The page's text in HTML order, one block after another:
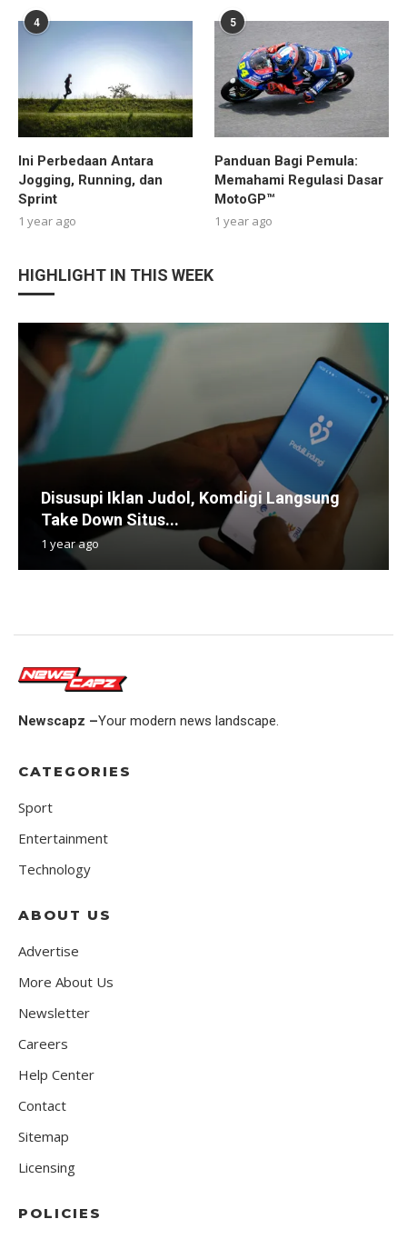
4
Ini Perbedaan Antara
Jogging, Running, dan
Sprint
1 year ago
5
Panduan Bagi Pemula:
Memahami Regulasi Dasar
MotoGP™
1 year ago
HIGHLIGHT IN THIS WEEK
Disusupi Iklan Judol, Komdigi Langsung
Take Down Situs...
1 year ago
Newscapz –Your modern news landscape.
CATEGORIES
Sport
Entertainment
Technology
ABOUT US
Advertise
More About Us
Newsletter
Careers
Help Center
Contact
Sitemap
Licensing
POLICIES